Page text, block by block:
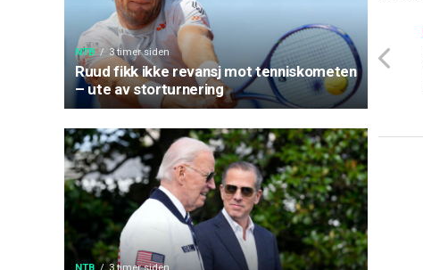
NTB 3 timer siden
Ruud fikk ikke revansj mot tenniskometen
– ute av storturnering